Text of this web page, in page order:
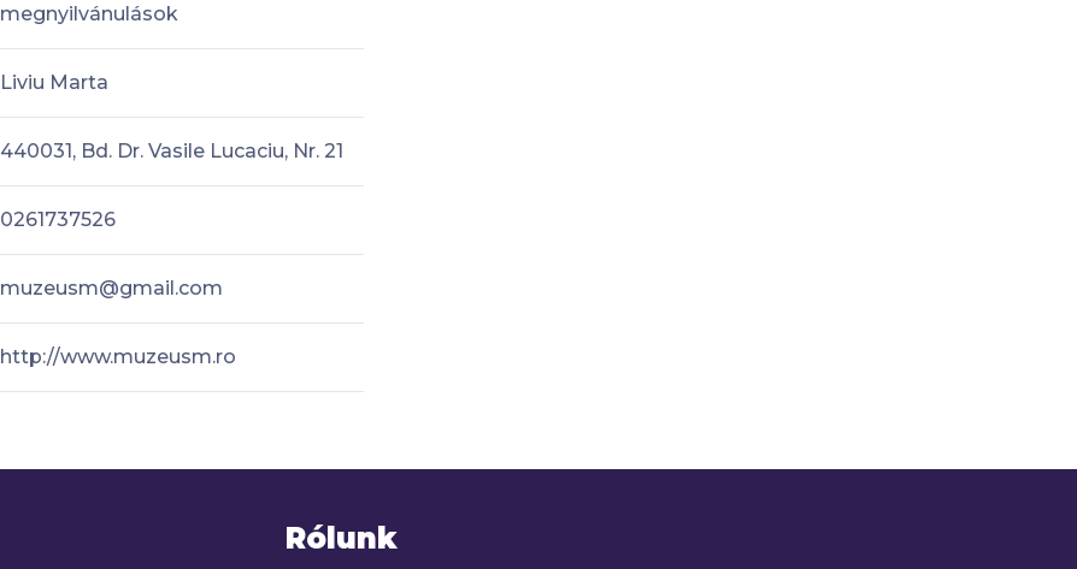
megnyilvánulások
Liviu Marta
440031, Bd. Dr. Vasile Lucaciu, Nr. 21
0261737526
muzeusm@gmail.com
http://www.muzeusm.ro
Rólunk